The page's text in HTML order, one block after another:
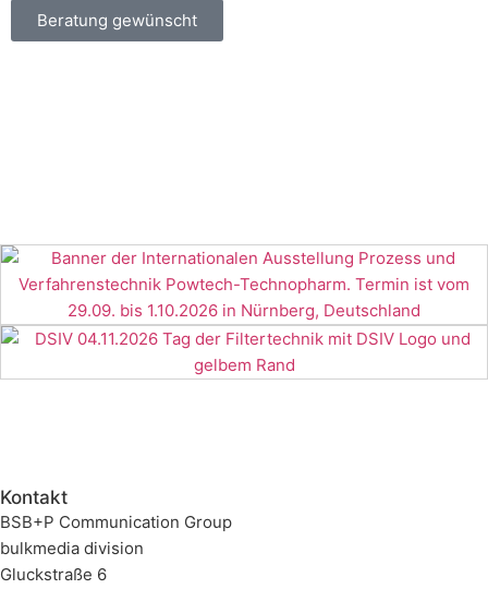
Beratung gewünscht
Kontakt
BSB+P Communication Group
bulkmedia division
Gluckstraße 6